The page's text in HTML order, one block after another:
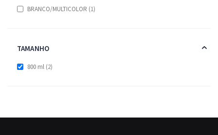
BRANCO/MULTICOLOR 1item
TAMANHO
800 ml 2items